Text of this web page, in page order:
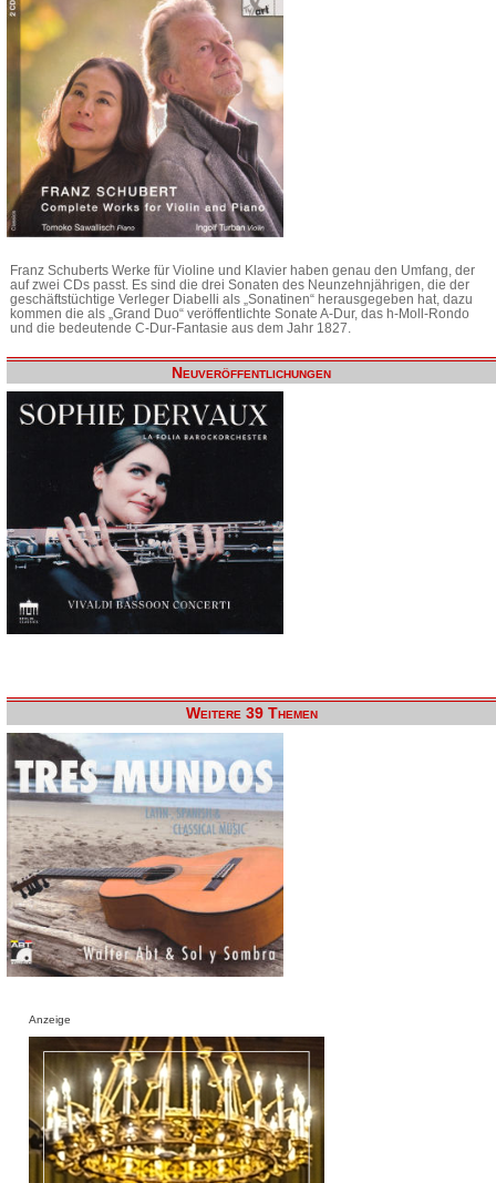
Franz Schuberts Werke für Violine und Klavier haben genau den Umfang, der
auf zwei CDs passt. Es sind die drei Sonaten des Neunzehnjährigen, die der
geschäftstüchtige Verleger Diabelli als „Sonatinen“ herausgegeben hat, dazu
kommen die als „Grand Duo“ veröffentlichte Sonate A-Dur, das h-Moll-Rondo
und die bedeutende C-Dur-Fantasie aus dem Jahr 1827.
Neuveröffentlichungen
Weitere 39 Themen
Anzeige